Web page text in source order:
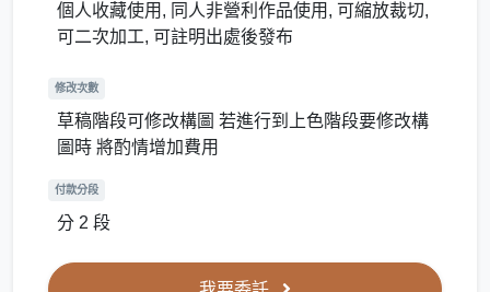
個人收藏使用, 同人非營利作品使用, 可縮放裁切,
可二次加工, 可註明出處後發布
修改次數
草稿階段可修改構圖 若進行到上色階段要修改構
圖時 將酌情增加費用
付款分段
分 2 段